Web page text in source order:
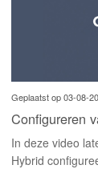
CONTACT
INLOGGEN
Geplaatst op 03-08-
Configureren
In deze video
Hybrid